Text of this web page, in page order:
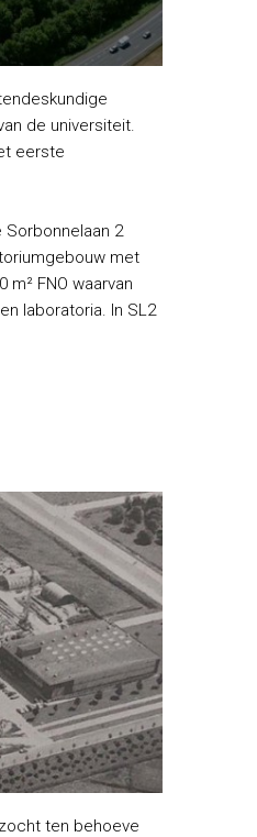
de universiteit.
eerste
2
met
FNO waarvan
laboratoria. In SL2
ten behoeve